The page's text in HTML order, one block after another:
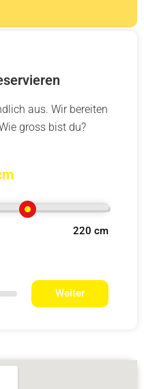
aus. Wir bereiten
gross bist du?
220 cm
Weiter